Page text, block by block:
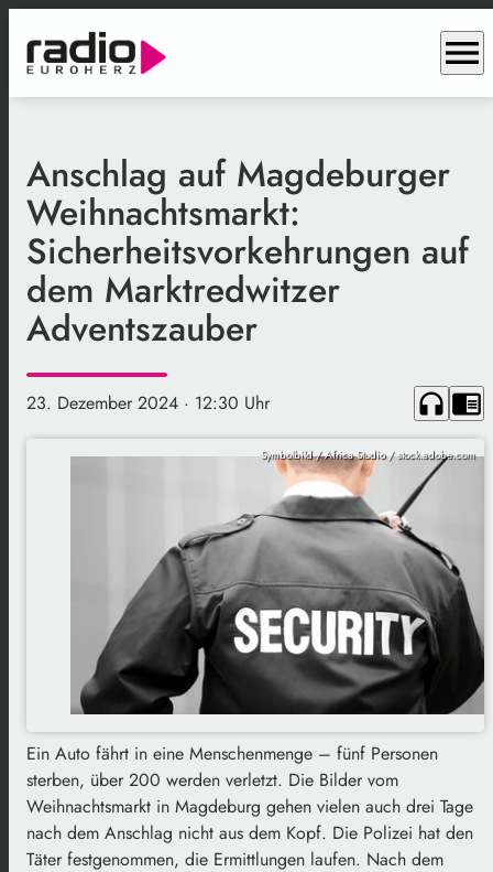
menu
Anschlag auf Magdeburger
Weihnachtsmarkt:
Sicherheitsvorkehrungen auf
dem Marktredwitzer
Adventszauber
23. Dezember 2024 · 12:30 Uhr headphones chrome_reader_mode
Symbolbild / Africa Studio / stock.adobe.com
Ein Auto fährt in eine Menschenmenge – fünf Personen
sterben, über 200 werden verletzt. Die Bilder vom
Weihnachtsmarkt in Magdeburg gehen vielen auch drei Tage
nach dem Anschlag nicht aus dem Kopf. Die Polizei hat den
Täter festgenommen, die Ermittlungen laufen. Nach dem